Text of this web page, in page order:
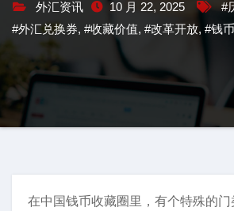
外汇资讯 10 月 22, 2025 #
#外汇兑换券, #收藏价值, #改革开放, #钱
在中国钱币收藏圈里，有个特殊的